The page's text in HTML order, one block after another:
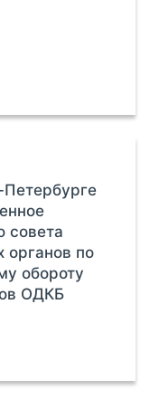
Петербурге
совета
органов по
обороту
ОДКБ